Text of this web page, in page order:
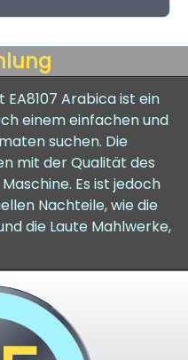
Arabica ist ein
einem einfachen und
suchen. Die
mit der Qualität des
Es ist jedoch
Nachteile, wie die
die Laute Mahlwerke,